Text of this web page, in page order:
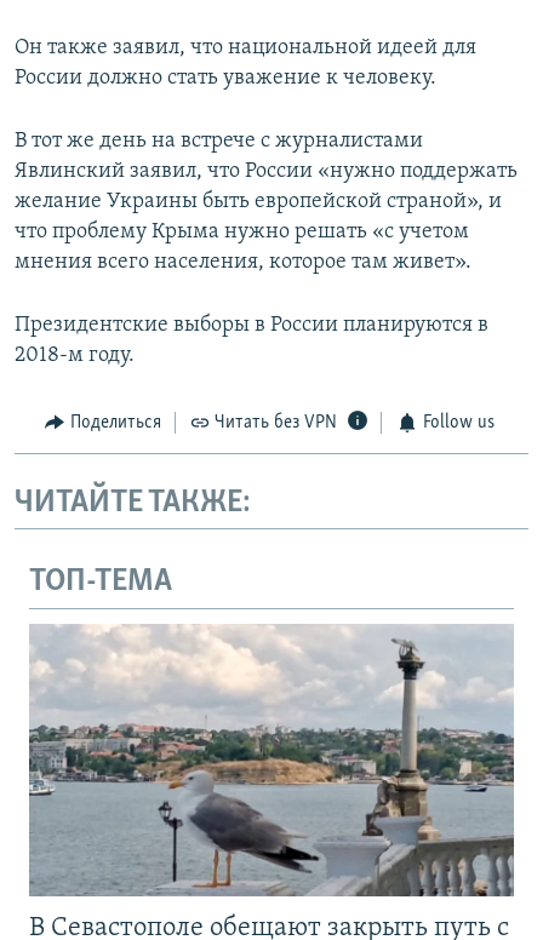
Он также заявил, что национальной идеей для
России должно стать уважение к человеку.
В тот же день на встрече с журналистами
Явлинский заявил, что России «нужно поддержать
желание Украины быть европейской страной», и
что проблему Крыма нужно решать «с учетом
мнения всего населения, которое там живет».
Президентские выборы в России планируются в
2018-м году.
Поделиться Читать без VPN Follow us
ЧИТАЙТЕ ТАКЖЕ:
ТОП-ТЕМА
В Севастополе обещают закрыть путь с